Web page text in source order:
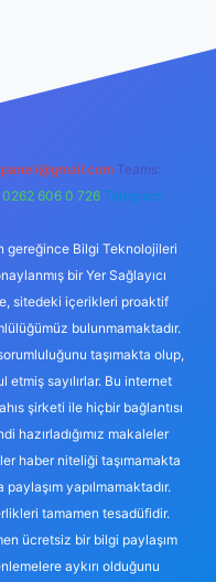
Betexper
Teams:
606 0 726 Telegram:
gereğince Bilgi Teknolojileri
bir Yer Sağlayıcı
sitedeki içerikleri proaktif
bulunmamaktadır.
taşımakta olup,
sayılırlar. Bu internet
şirketi ile hiçbir bağlantısı
hazırladığımız makaleler
haber niteliği taşımamakta
yapılmamaktadır.
tamamen tesadüfidir.
ücretsiz bir bilgi paylaşım
aykırı olduğunu